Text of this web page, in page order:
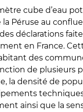
cube d’eau
Péruse au
déclarations
en France.
des
de plusieurs
la densité de
ainsi que la